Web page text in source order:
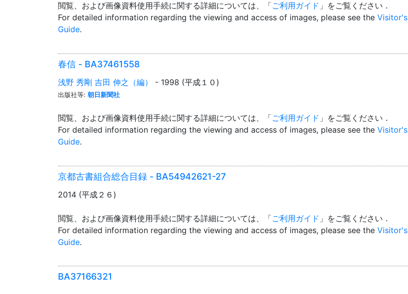
閲覧、および画像資料使用手続に関する詳細については、「ご利用ガイド 」をご覧ください．
For detailed information regarding the viewing and access of images, please see the Visitor's
Guide.
春信 - BA37461558
浅野 秀剛 吉田 伸之（編） - 1998 (平成１０)
出版社等: 朝日新聞社
閲覧、および画像資料使用手続に関する詳細については、「ご利用ガイド 」をご覧ください．
For detailed information regarding the viewing and access of images, please see the Visitor's
Guide.
京都古書組合総合目録 - BA54942621-27
2014 (平成２６)
閲覧、および画像資料使用手続に関する詳細については、「ご利用ガイド 」をご覧ください．
For detailed information regarding the viewing and access of images, please see the Visitor's
Guide.
BA37166321